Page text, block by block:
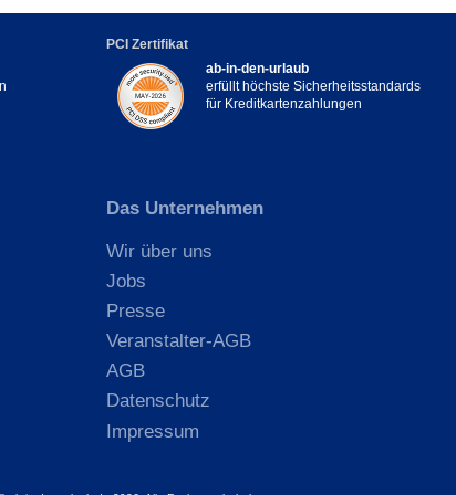
PCI Zertifikat
ab-in-den-urlaub
erfüllt höchste Sicherheitsstandards
für Kreditkartenzahlungen
Das Unternehmen
Wir über uns
Jobs
Presse
Veranstalter-AGB
AGB
Datenschutz
Impressum